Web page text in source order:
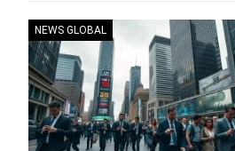
NEWS GLOBAL